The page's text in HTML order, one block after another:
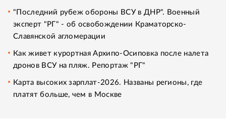
"Последний рубеж обороны ВСУ в ДНР". Военный
эксперт "РГ" - об освобождении Краматорско-
Славянской агломерации
Как живет курортная Архипо-Осиповка после налета
дронов ВСУ на пляж. Репортаж "РГ"
Карта высоких зарплат-2026. Названы регионы, где
платят больше, чем в Москве